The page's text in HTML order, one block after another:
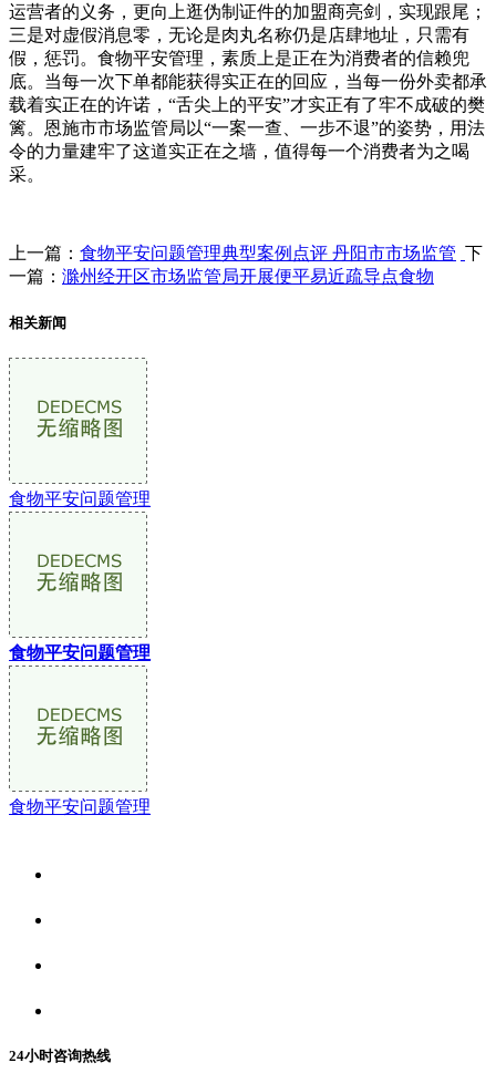
运营者的义务，更向上逛伪制证件的加盟商亮剑，实现跟尾；
三是对虚假消息零，无论是肉丸名称仍是店肆地址，只需有
假，惩罚。食物平安管理，素质上是正在为消费者的信赖兜
底。当每一次下单都能获得实正在的回应，当每一份外卖都承
载着实正在的许诺，“舌尖上的平安”才实正有了牢不成破的樊
篱。恩施市市场监管局以“一案一查、一步不退”的姿势，用法
令的力量建牢了这道实正在之墙，值得每一个消费者为之喝
采。
上一篇： 食物平安问题管理典型案例点评 丹阳市市场监管 下
一篇： 滁州经开区市场监管局开展便平易近疏导点食物
相关新闻
食物平安问题管理
食物平安问题管理
食物平安问题管理
24小时咨询热线